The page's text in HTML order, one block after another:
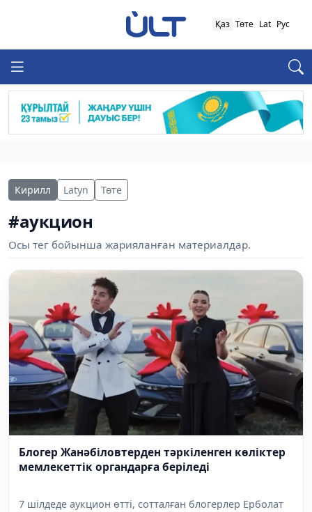
Қаз Төте Lat Рус
Кирилл Latyn Төте
#аукцион
Осы тег бойынша жарияланған материалдар.
Блогер Жанәбіловтерден тәркіленген көліктер
мемлекеттік органдарға беріледі
7 шілдеде аукцион өтті, сотталған блогерлер Ерболат